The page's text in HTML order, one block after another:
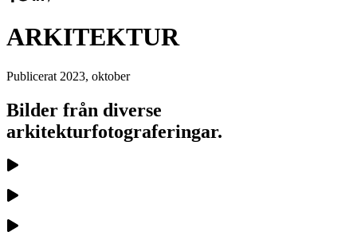
ARKITEKTUR
Publicerat 2023, oktober
Bilder från diverse
arkitekturfotograferingar.